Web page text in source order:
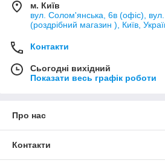
м. Київ
вул. Солом'янська, 6в (офіс),
(роздрібний магазин ), Київ,
Контакти
Сьогодні вихідний
Показати весь графік роботи
Про нас
Контакти